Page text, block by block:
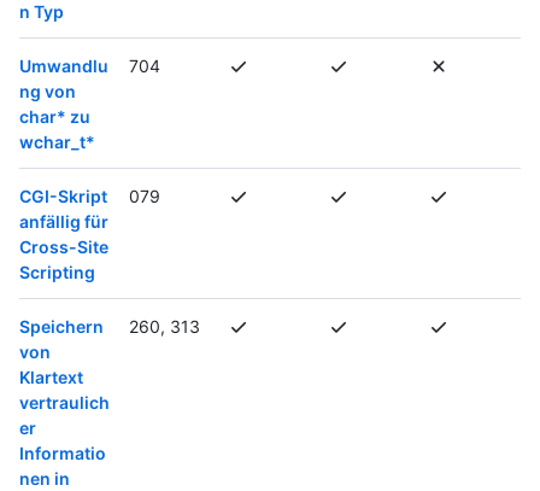
n Typ
Umwandlu
ng von
char* zu
wchar_t*
704
CGI-Skript
anfällig für
Cross-Site
Scripting
079
Speichern
von
Klartext
vertraulich
er
Informatio
nen in
260, 313